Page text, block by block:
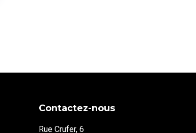
Contactez-nous
Rue Crufer, 6